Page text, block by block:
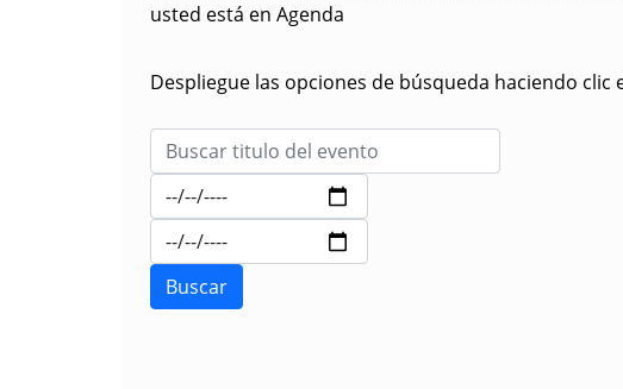
usted está en Agenda
Despliegue las opciones de búsqueda haciendo clic